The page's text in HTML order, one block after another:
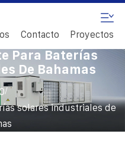
Contacto Proyectos
Para Baterías
De Bahamas
/
solares industriales de